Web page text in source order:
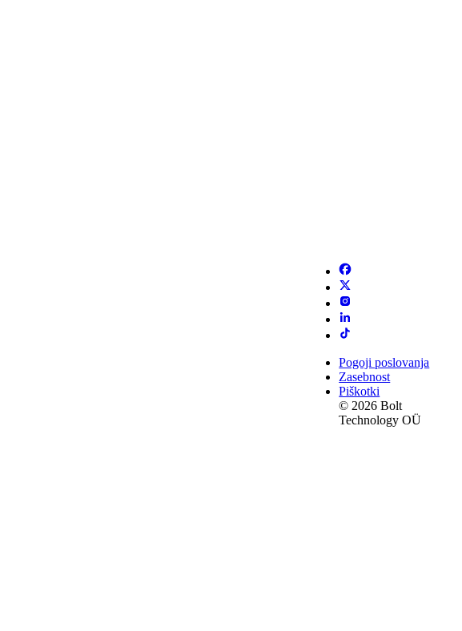
Pogoji poslovanja
Zasebnost
Piškotki
© 2026 Bolt
Technology OÜ